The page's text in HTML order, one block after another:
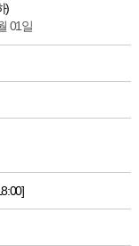
)
01일